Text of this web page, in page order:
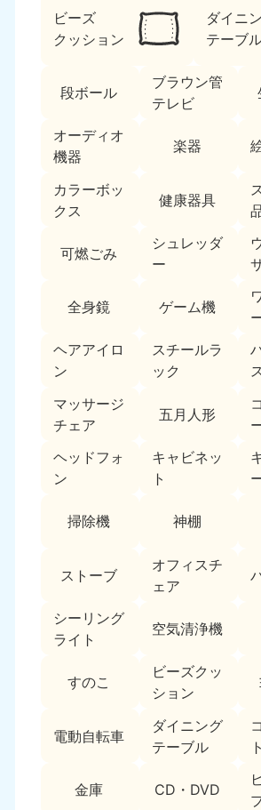
ビーズ
クッション
ダイニ
テーブ
段ボール
ブラウン管
テレビ
オーディオ
機器
楽器
カラーボッ
クス
健康器具
可燃ごみ
シュレッダ
ー
全身鏡 ゲーム機
ヘアアイロ
ン
スチールラ
ック
マッサージ
チェア
五月人形
ヘッドフォ
ン
キャビネッ
ト
掃除機 神棚
ストーブ
オフィスチ
ェア
シーリング
ライト
空気清浄機
すのこ
ビーズクッ
ション
電動自転車
ダイニング
テーブル
金庫 CD・DVD
福島県
050-1881-5271
関東
東京都
050-1881-5265 050-
050-1881-5268
9:00〜19:00 年中無休
050-
9:00〜
050-1881-5270 050-
050-1881-5267
9:00〜19:00 年中無休
9:00〜19:00 年中無休 9:00〜
050-1881-5256 050-
福井県
050-1881-5258
9:00〜19:00 年中無休 9:00〜
050-1881-5262
9:00〜19:00 年中無休
050-
9:00〜
新潟県